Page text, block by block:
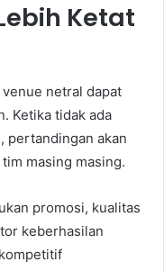
Ketat
netral dapat
Ketika tidak ada
pertandingan akan
masing masing.
promosi, kualitas
keberhasilan